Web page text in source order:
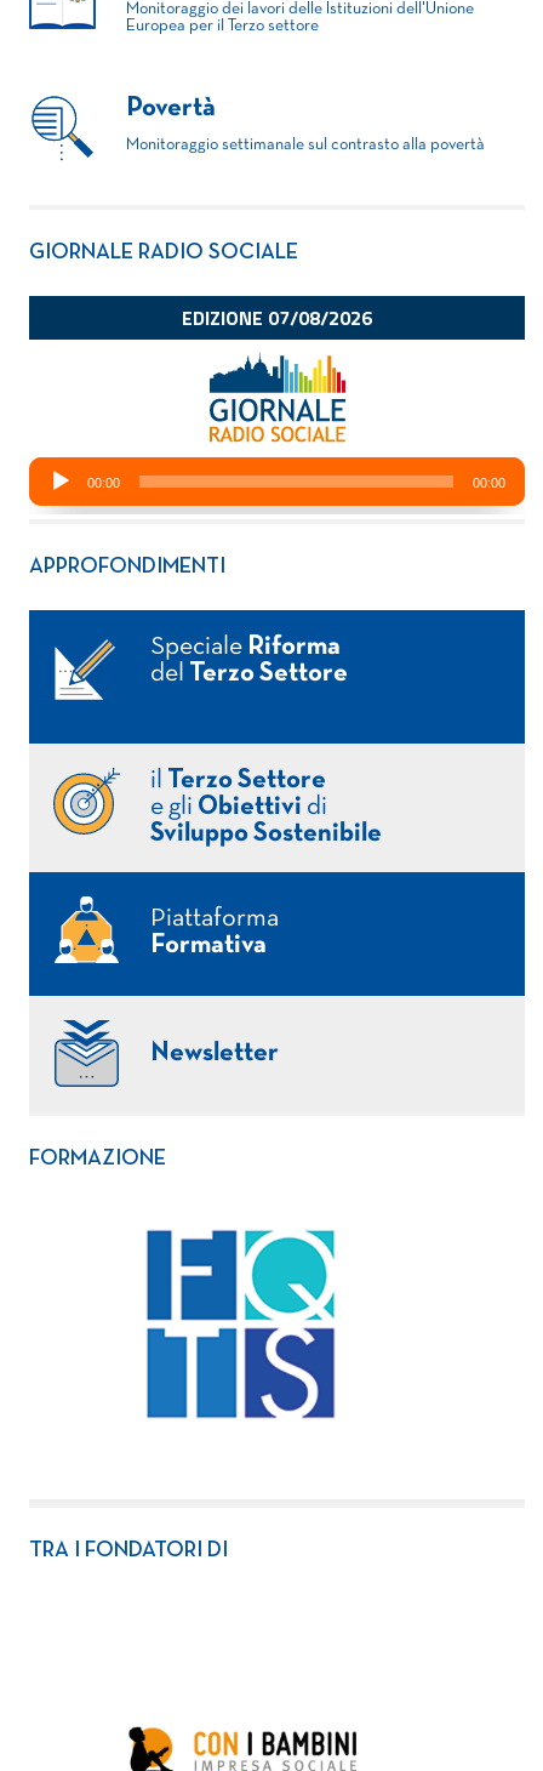
Monitoraggio dei lavori delle Istituzioni dell'Unione
Europea per il Terzo settore
Povertà
Monitoraggio settimanale sul contrasto alla povertà
GIORNALE RADIO SOCIALE
APPROFONDIMENTI
Speciale Riforma
del
Terzo Settore
il
Terzo Settore
e gli Obiettivi di
Sviluppo Sostenibile
Piattaforma
Formativa
Newsletter
FORMAZIONE
TRA I FONDATORI DI